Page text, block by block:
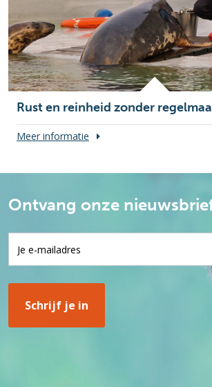
Rust en reinheid zonder
Meer informatie
Ontvang onze